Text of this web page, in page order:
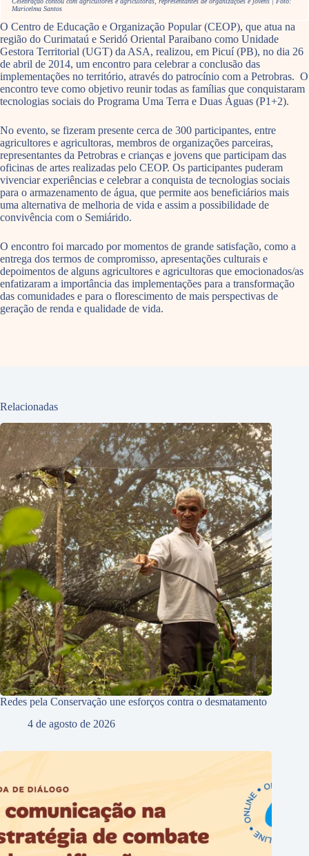
Maricelma Santos
O Centro de Educação e Organização Popular (CEOP), que atua na
região do Curimataú e Seridó Oriental Paraibano como Unidade
Gestora Territorial (UGT) da ASA, realizou, em Picuí (PB), no dia 26
de abril de 2014, um encontro para celebrar a conclusão das
implementações no território, através do patrocínio com a Petrobras. O
encontro teve como objetivo reunir todas as famílias que conquistaram
tecnologias sociais do Programa Uma Terra e Duas Águas (P1+2).
No evento, se fizeram presente cerca de 300 participantes, entre
agricultores e agricultoras, membros de organizações parceiras,
representantes da Petrobras e crianças e jovens que participam das
oficinas de artes realizadas pelo CEOP. Os participantes puderam
vivenciar experiências e celebrar a conquista de tecnologias sociais
para o armazenamento de água, que permite aos beneficiários mais
uma alternativa de melhoria de vida e assim a possibilidade de
convivência com o Semiárido.
O encontro foi marcado por momentos de grande satisfação, como a
entrega dos termos de compromisso, apresentações culturais e
depoimentos de alguns agricultores e agricultoras que emocionados/as
enfatizaram a importância das implementações para a transformação
das comunidades e para o florescimento de mais perspectivas de
geração de renda e qualidade de vida.
Relacionadas
Redes pela Conservação une esforços contra o desmatamento
4 de agosto de 2026